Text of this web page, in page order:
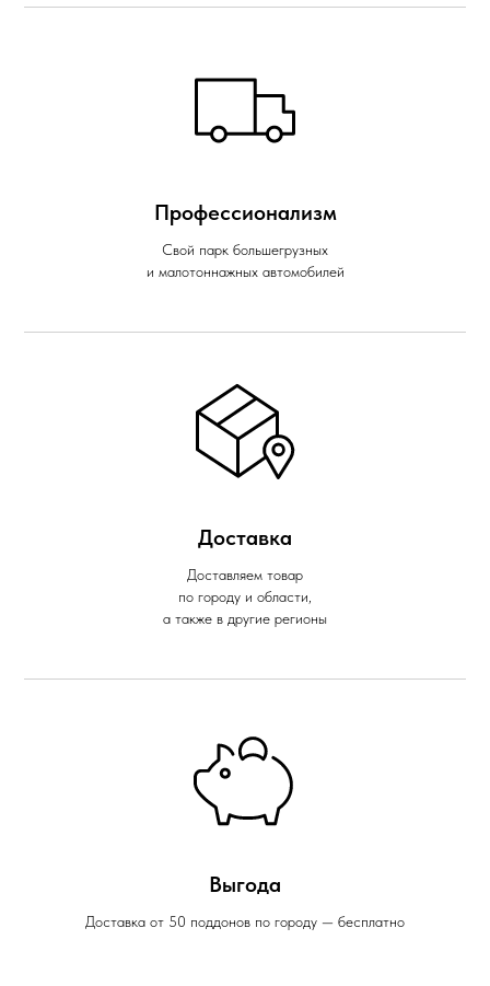
Профессионализм
Свой парк большегрузных
и малотоннажных автомобилей
Доставка
Доставляем товар
по городу и области,
а также в другие регионы
Выгода
Доставка от 50 поддонов по городу — бесплатно